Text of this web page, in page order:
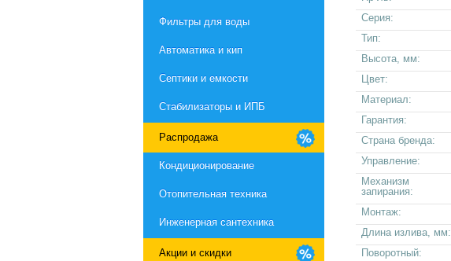
Фильтры для воды
Автоматика и кип
Септики и емкости
Стабилизаторы и ИПБ
Распродажа
Кондиционирование
Отопительная техника
Инженерная сантехника
Акции и скидки
Серия:
Тип:
Высота, мм:
Цвет:
Материал:
Гарантия:
Страна бренда:
Управление:
Механизм
запирания:
Монтаж:
Длина излива, мм:
Поворотный: